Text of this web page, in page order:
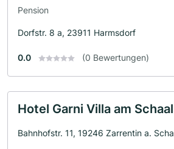
Pension
Dorfstr. 8 a, 23911 Harmsdorf
0.0 (0 Bewertungen)
Hotel Garni Villa am
Bahnhofstr. 11, 19246 Zarrentin a.